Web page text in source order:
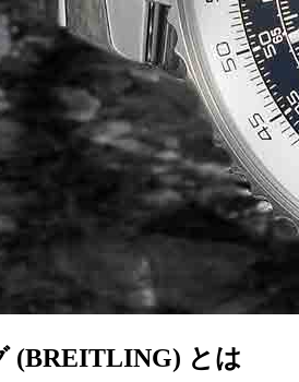
(BREITLING) とは